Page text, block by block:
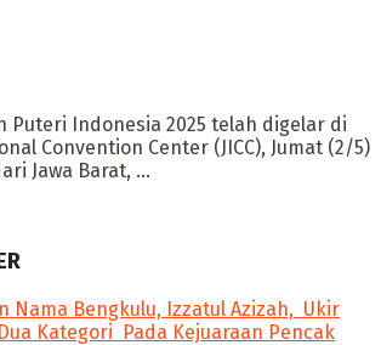
Puteri Indonesia 2025 telah digelar di
Convention Center (JICC), Jumat (2/5)
Jawa Barat, ...